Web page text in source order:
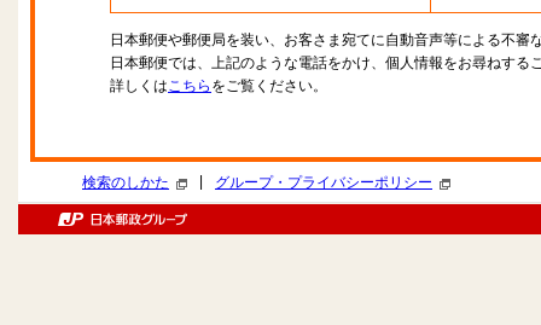
日本郵便や郵便局を装い、お客さま宛てに自動音声等による不審
日本郵便では、上記のような電話をかけ、個人情報をお尋ねする
詳しくはこちら をご覧ください。
検索のしかた グループ・プライバシーポリシー